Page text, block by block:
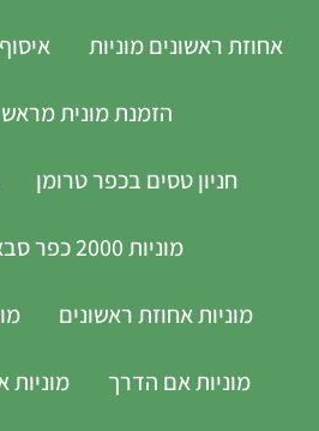
אחוזת ראשונים מוניות
הזמנת מונית מראש
חניון טסים בכפר טרומן
מוניות 2000 כפר סבא
מוניות אחוזת ראשונים
מוניות אם הדרך